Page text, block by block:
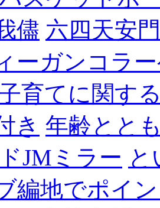
儘 六四天安門
ーガンコラ
育てに関す
き 年齢とと
JMミラー
編地でポイ